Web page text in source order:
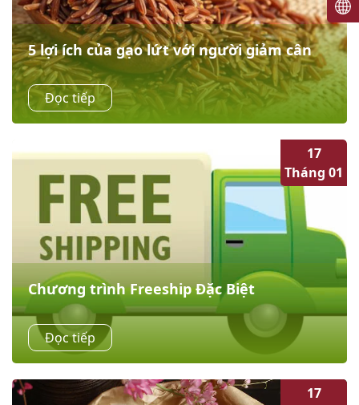
5 lợi ích của gạo lứt với người giảm cân
Gạo lứt chứa ít tinh bột, ít calo, giàu chất xơ và dưỡng
chất thiết yếu khác. Do đó, nhiều người có mong muốn
giảm cân thường ăn gạo lứt. Gạo...
Đọc tiếp
17
Tháng 01
Chương trình Freeship Đặc Biệt
Chương trình Freeship Đặc Biệt - Khi nhập mã FS70
khách hàng sẽ nhận ngay: Thể lệ chương trình Truy cập
Vietnix 1. Tên chương trình:Chương trình ưu đãi
“Freeship Đặc Biệt –...
Đọc tiếp
17